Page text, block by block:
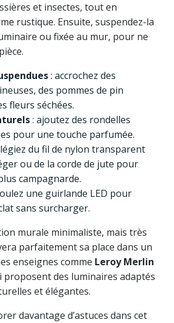
et insectes, tout en
rustique. Ensuite, suspendez-la
ou fixée au mur, pour ne
: accrochez des
des pommes de pin
fleurs séchées.
: ajoutez des rondelles
pour une touche parfumée.
du fil de nylon transparent
ou de la corde de jute pour
campagnarde.
une guirlande LED pour
sans surcharger.
murale minimaliste, mais très
parfaitement sa place dans un
enseignes comme Leroy Merlin
proposent des luminaires adaptés
et élégantes.
davantage d’astuces dans cet